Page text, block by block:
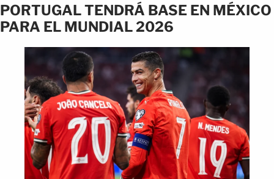
PORTUGAL TENDRÁ BASE EN MÉXICO
PARA EL MUNDIAL 2026